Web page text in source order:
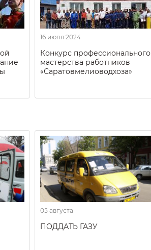
16 июля 2024
Конкурс профессионального
мастерства работников
«Саратовмелиоводхоза»
05 августа
ПОДДАТЬ ГАЗУ